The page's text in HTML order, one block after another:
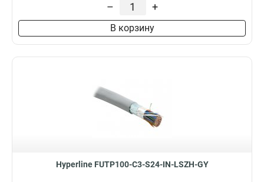
– +
В корзину
Hyperline FUTP100-C3-S24-IN-LSZH-GY